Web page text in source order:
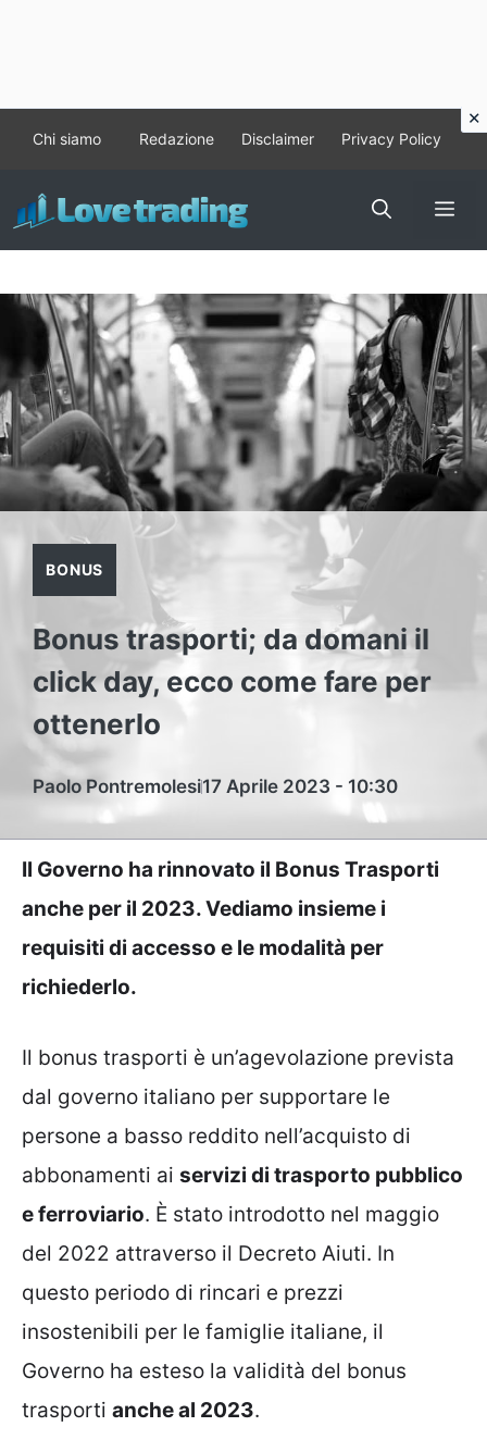
contenuto
Chi siamo Redazione Disclaimer Privacy Policy
BONUS
Bonus trasporti; da domani il
click day, ecco come fare per
ottenerlo
Paolo Pontremolesi17 Aprile 2023 - 10:30
Il Governo ha rinnovato il Bonus Trasporti
anche per il 2023. Vediamo insieme i
requisiti di accesso e le modalità per
richiederlo.
Il bonus trasporti è un’agevolazione prevista
dal governo italiano per supportare le
persone a basso reddito nell’acquisto di
abbonamenti ai servizi di trasporto pubblico
e ferroviario. È stato introdotto nel maggio
del 2022 attraverso il Decreto Aiuti. In
questo periodo di rincari e prezzi
insostenibili per le famiglie italiane, il
Governo ha esteso la validità del bonus
trasporti anche al 2023.